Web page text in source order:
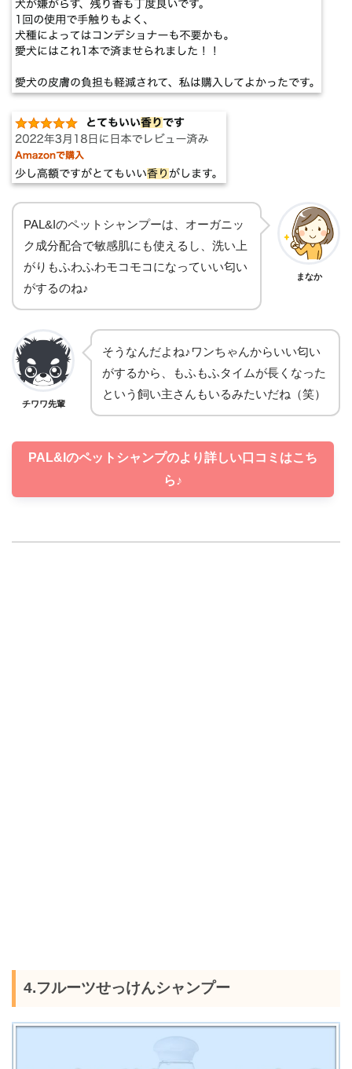
PAL&Iのペットシャンプーは、オーガニッ
ク成分配合で敏感肌にも使えるし、洗い上
がりもふわふわモコモコになっていい匂い
がするのね♪
まなか
チワワ先輩
そうなんだよね♪ワンちゃんからいい匂い
がするから、もふもふタイムが長くなった
という飼い主さんもいるみたいだね（笑）
PAL&Iのペットシャンプのより詳しい口コミはこち
ら♪
4.フルーツせっけんシャンプー